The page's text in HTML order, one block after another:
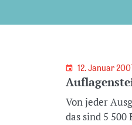
12. Januar
Von jeder
das sind 5